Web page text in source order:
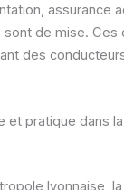
assurance
de mise. Ces
des
et pratique dans
lyonnaise,